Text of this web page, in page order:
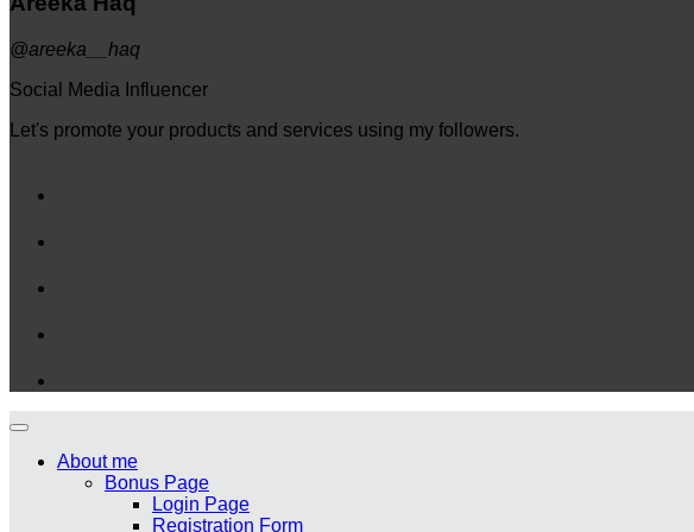
@areeka__haq
Social Media Influencer
Let's promote your products and services using my followers.
About me
Bonus Page
Login Page
Registration Form